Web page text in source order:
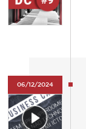
06/12/2024